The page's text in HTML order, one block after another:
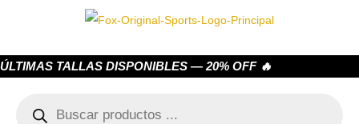
ÚLTIMAS TALLAS DISPONIBLES — 20% OFF 🔥